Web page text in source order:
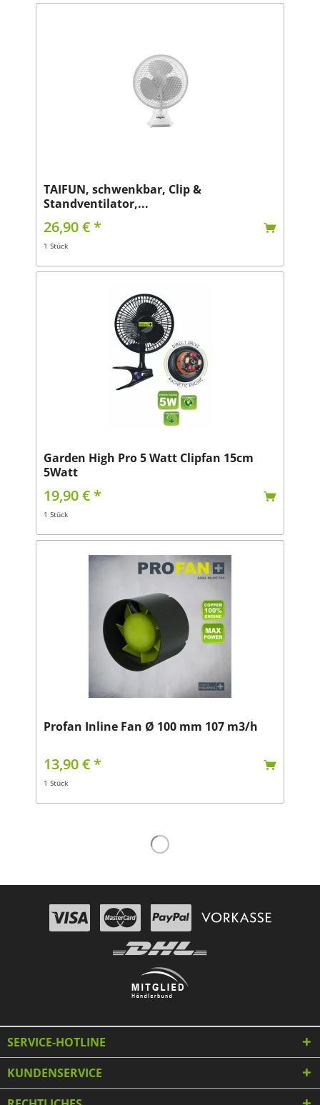
TAIFUN, schwenkbar, Clip &
Standventilator,...
26,90 € *
1 Stück
Garden High Pro 5 Watt Clipfan 15cm
5Watt
19,90 € *
1 Stück
Profan Inline Fan Ø 100 mm 107 m3/h
13,90 € *
1 Stück
SERVICE-HOTLINE
KUNDENSERVICE